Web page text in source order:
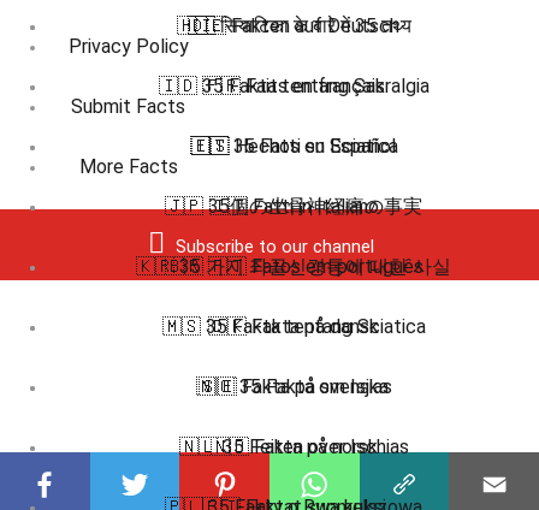
Privacy Policy
Submit Facts
More Facts
Subscribe to our channel
🇭🇮 सियाटिका के बारे में 35 तथ्य
🇮🇩 35 Fakta tentang Sakralgia
🇮🇹 35 Fatti su Sciatica
🇯🇵 35個の坐骨神経痛の事実
🇰🇷 35 가지 좌골신경통에 대한 사실
🇲🇸 35 Fakta tentang Sciatica
🇳🇴 35 Fakta om Isjias
🇳🇱 35 Feiten over Ischias
🇩🇪 Fakten auf Deutsch
🇫🇷 Faits en français
🇪🇸 Hechos en Español
🇮🇹 Fatti in Italiano
🇧🇷 🇵🇹 Fatos em português
🇩🇰 Fakta på dansk
🇸🇪 Fakta på svenska
🇳🇴 Fakta på norsk